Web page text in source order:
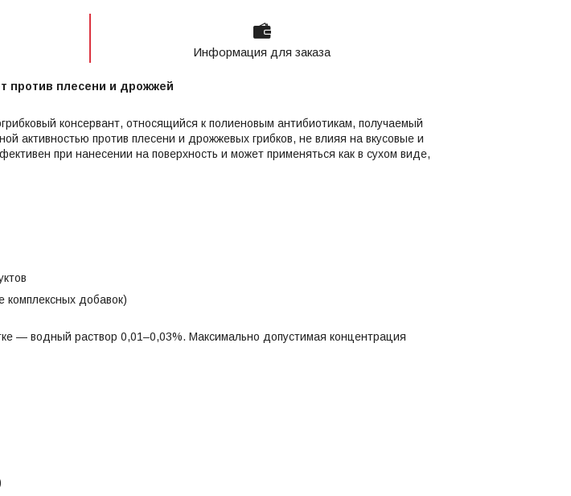
Информация для заказа
против плесени и дрожжей
консервант, относящийся к полиеновым антибиотикам, получаемый
активностью против плесени и дрожжевых грибков, не влияя на вкусовые и
при нанесении на поверхность и может применяться как в сухом виде,
комплексных добавок)
— водный раствор 0,01–0,03%. Максимально допустимая концентрация